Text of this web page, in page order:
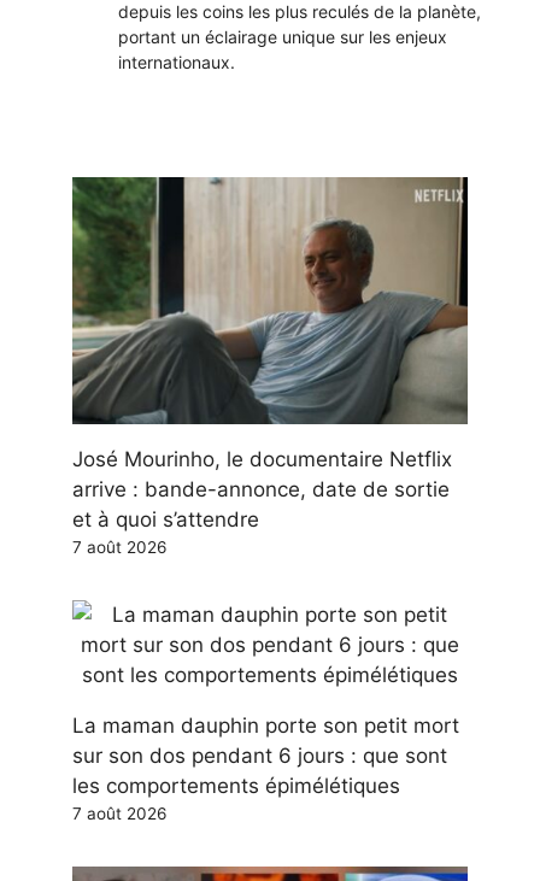
depuis les coins les plus reculés de la planète,
portant un éclairage unique sur les enjeux
internationaux.
José Mourinho, le documentaire Netflix
arrive : bande-annonce, date de sortie
et à quoi s’attendre
7 août 2026
La maman dauphin porte son petit mort
sur son dos pendant 6 jours : que sont
les comportements épimélétiques
7 août 2026